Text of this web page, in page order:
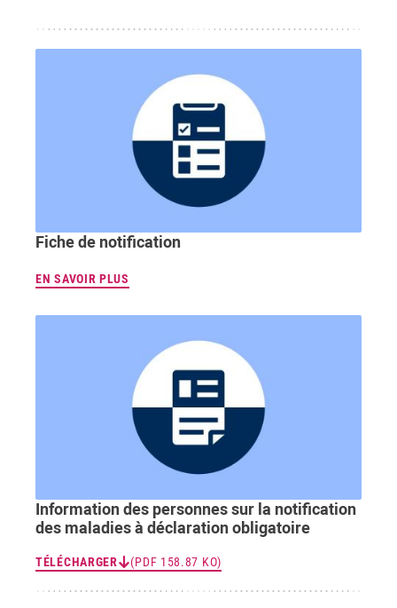
Fiche de notification
EN SAVOIR PLUS
Information des personnes sur la notification
des maladies à déclaration obligatoire
TÉLÉCHARGER (PDF 158.87 KO)